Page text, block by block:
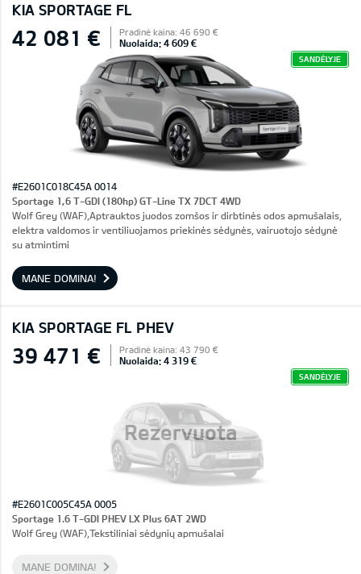
KIA SPORTAGE FL
42 081 € Pradinė kaina: 46 690 €
Nuolaida: 4 609 €
SANDĖLYJE
#E2601C018C45A 0014
Sportage 1,6 T-GDI (180hp) GT-Line TX 7DCT 4WD
Wolf Grey (WAF),Aptrauktos juodos zomšos ir dirbtinės odos apmušalais,
elektra valdomos ir ventiliuojamos priekinės sėdynės, vairuotojo sėdynė
su atmintimi
MANE DOMINA!
KIA SPORTAGE FL PHEV
Rezervuota
39 471 € Pradinė kaina: 43 790 €
Nuolaida: 4 319 €
SANDĖLYJE
#E2601C005C45A 0005
Sportage 1.6 T-GDI PHEV LX Plus 6AT 2WD
Wolf Grey (WAF),Tekstiliniai sėdynių apmušalai
MANE DOMINA!